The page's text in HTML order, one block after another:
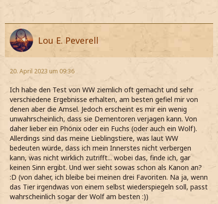
Lou E. Peverell
20. April 2023 um 09:36
Ich habe den Test von WW ziemlich oft gemacht und sehr
verschiedene Ergebnisse erhalten, am besten gefiel mir von
denen aber die Amsel. Jedoch erscheint es mir ein wenig
unwahrscheinlich, dass sie Dementoren verjagen kann. Von
daher lieber ein Phönix oder ein Fuchs (oder auch ein Wolf).
Allerdings sind das meine Lieblingstiere, was laut WW
bedeuten würde, dass ich mein Innerstes nicht verbergen
kann, was nicht wirklich zutrifft... wobei das, finde ich, gar
keinen Sinn ergibt. Und wer sieht sowas schon als Kanon an?
:D (von daher, ich bleibe bei meinen drei Favoriten. Na ja, wenn
das Tier irgendwas von einem selbst wiederspiegeln soll, passt
wahrscheinlich sogar der Wolf am besten :))